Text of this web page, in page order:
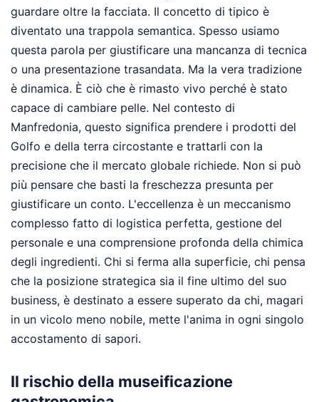
guardare oltre la facciata. Il concetto di tipico è
diventato una trappola semantica. Spesso usiamo
questa parola per giustificare una mancanza di tecnica
o una presentazione trasandata. Ma la vera tradizione
è dinamica. È ciò che è rimasto vivo perché è stato
capace di cambiare pelle. Nel contesto di
Manfredonia, questo significa prendere i prodotti del
Golfo e della terra circostante e trattarli con la
precisione che il mercato globale richiede. Non si può
più pensare che basti la freschezza presunta per
giustificare un conto. L'eccellenza è un meccanismo
complesso fatto di logistica perfetta, gestione del
personale e una comprensione profonda della chimica
degli ingredienti. Chi si ferma alla superficie, chi pensa
che la posizione strategica sia il fine ultimo del suo
business, è destinato a essere superato da chi, magari
in un vicolo meno nobile, mette l'anima in ogni singolo
accostamento di sapori.
Il rischio della museificazione